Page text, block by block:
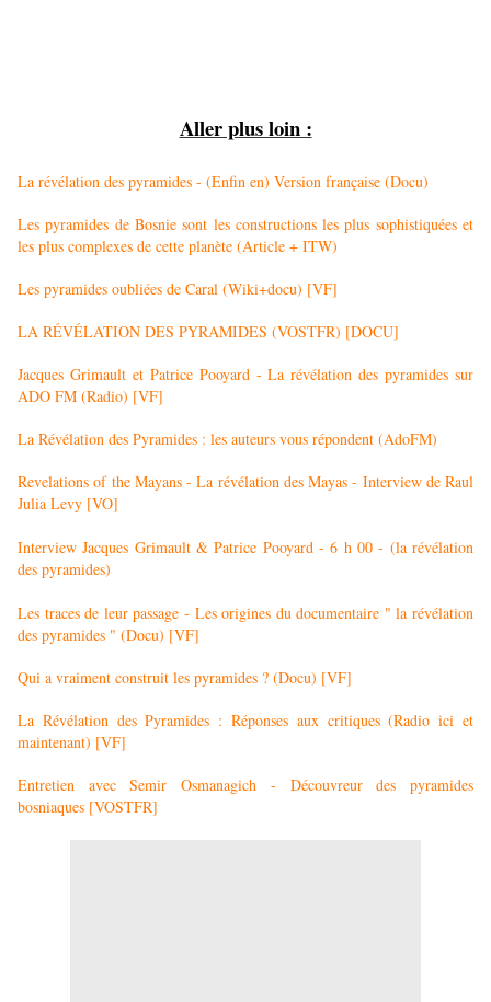
Aller plus loin :
La révélation des pyramides - (Enfin en) Version française (Docu)
Les pyramides de Bosnie sont les constructions les plus sophistiquées et
les plus complexes de cette planète (Article + ITW)
Les pyramides oubliées de Caral (Wiki+docu) [VF]
LA RÉVÉLATION DES PYRAMIDES (VOSTFR) [DOCU]
Jacques Grimault et Patrice Pooyard - La révélation des pyramides sur
ADO FM (Radio) [VF]
La Révélation des Pyramides : les auteurs vous répondent (AdoFM)
Revelations of the Mayans - La révélation des Mayas - Interview de Raul
Julia Levy [VO]
Interview Jacques Grimault & Patrice Pooyard - 6 h 00 - (la révélation
des pyramides)
Les traces de leur passage - Les origines du documentaire " la révélation
des pyramides " (Docu) [VF]
Qui a vraiment construit les pyramides ? (Docu) [VF]
La Révélation des Pyramides : Réponses aux critiques (Radio ici et
maintenant) [VF]
Entretien avec Semir Osmanagich - Découvreur des pyramides
bosniaques [VOSTFR]